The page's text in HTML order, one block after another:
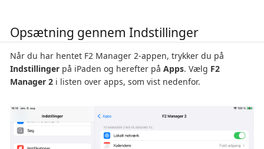
Opsætning gennem Indstillinger
Når du har hentet F2 Manager 2-appen, trykker du på
Indstillinger på iPaden og herefter på Apps. Vælg F2
Manager 2 i listen over apps, som vist nedenfor.